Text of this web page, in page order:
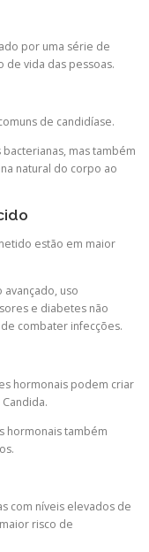
por uma série de
de vida das pessoas.
de candidíase.
mas também
natural do corpo ao
estão em maior
avançado, uso
e diabetes não
combater infecções.
hormonais podem criar
hormonais também
com níveis elevados de
risco de